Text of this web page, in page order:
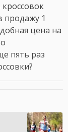
продажу 1
цена на
пять раз